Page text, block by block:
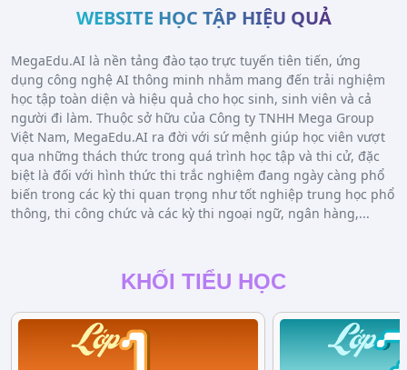
WEBSITE HỌC TẬP HIỆU QUẢ
MegaEdu.AI là nền tảng đào tạo trực tuyến tiên tiến, ứng
dụng công nghệ AI thông minh nhằm mang đến trải nghiệm
học tập toàn diện và hiệu quả cho học sinh, sinh viên và cả
người đi làm. Thuộc sở hữu của Công ty TNHH Mega Group
Việt Nam, MegaEdu.AI ra đời với sứ mệnh giúp học viên vượt
qua những thách thức trong quá trình học tập và thi cử, đặc
biệt là đối với hình thức thi trắc nghiệm đang ngày càng phổ
biến trong các kỳ thi quan trọng như tốt nghiệp trung học phổ
thông, thi công chức và các kỳ thi ngoại ngữ, ngân hàng,...
KHỐI TIỂU HỌC